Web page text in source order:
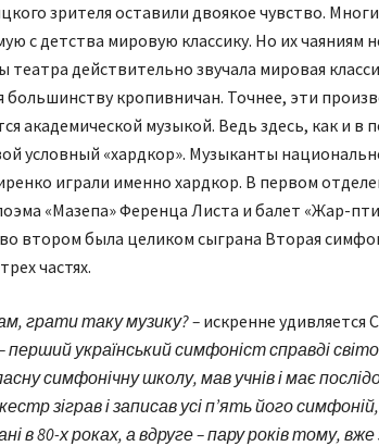
зрителя оставили двоякое чувство.
с детства мировую классику. Но их чаяниям
театра действительно звучала мировая
большинству кропивничан. Точнее, эти
академической музыкой. Ведь здесь, как и в
условный «хардкор». Музыканты
играли именно хардкор. В первом
«Мазепа» Ференца Листа и балет «Жар-
втором была целиком сыграна Вторая
частях.
грати таку музику? –искренне удивляется
український симфоніст справді
симфонічну школу, мав учнів і має
зіграв і записав усі п’ять його
в 80-х роках, а вдруге – пару років тому,